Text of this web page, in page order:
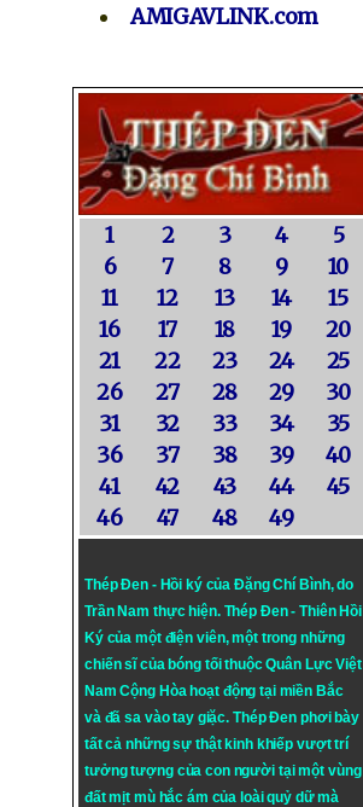
AMIGAVLINK.com
1 2 3 4
5
6
7 8 9
10
11
12 13 14
15
16
17 18 19
20
21
22 23 24
25
26
27 28 29
30
31
32 33 34
35
36
37 38 39
40
41
42 43 44
45
46
47 48 49
Thép Đen - Hồi ký của Đặng Chí Bình, do
Trần Nam thực hiện. Thép Đen- Thiên Hồi
Ký của một điện viên, một trong những
chiến sĩ của bóng tối thuộc Quân Lực Việt
Nam Cộng Hòa hoạt động tại miền Bắc
và đã sa vào tay giặc. Thép Đen phơi bày
tất cả những sự thật kinh khiếp vượt trí
tưởng tượng của con người tại một vùng
đất mịt mù hắc ám của loài quỷ dữ mà